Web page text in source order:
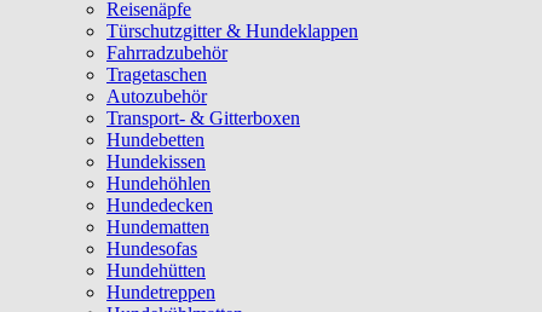
Reisenäpfe
Türschutzgitter & Hundeklappen
Fahrradzubehör
Tragetaschen
Autozubehör
Transport- & Gitterboxen
Hundebetten
Hundekissen
Hundehöhlen
Hundedecken
Hundematten
Hundesofas
Hundehütten
Hundetreppen